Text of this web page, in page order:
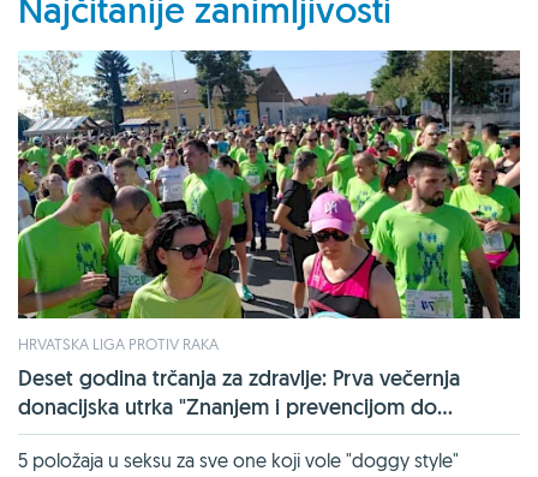
Najčitanije zanimljivosti
HRVATSKA LIGA PROTIV RAKA
Deset godina trčanja za zdravlje: Prva večernja
donacijska utrka "Znanjem i prevencijom do...
5 položaja u seksu za sve one koji vole "doggy style"